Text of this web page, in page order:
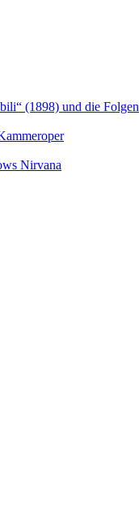
(1898) und die Folgen
Nirvana